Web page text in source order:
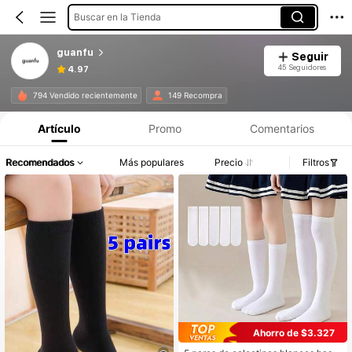
Buscar en la Tienda
guanfu
4.97
Seguir
45 Seguidores
794 Vendido recientemente 149 Recompra
Artículo Promo Comentarios
Recomendados Más populares Precio Filtros
Ahorro de $3.327